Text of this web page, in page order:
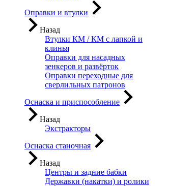
Оправки и втулки
Назад
Втулки КМ / КМ с лапкой и
клинья
Оправки для насадных
зенкеров и развёрток
Оправки переходные для
сверлильных патронов
Оснаска и приспособление
Назад
Экстракторы
Оснаска станочная
Назад
Центры и задние бабки
Державки (накатки) и ролики